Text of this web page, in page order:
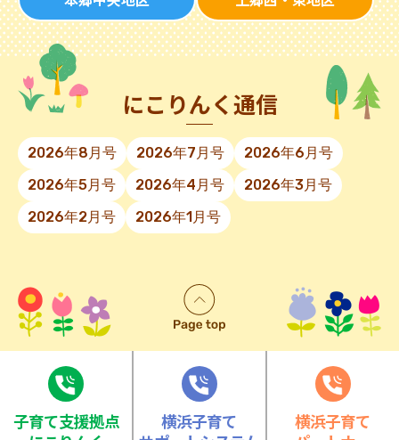
にこりんく通信
2026年8月号 2026年7月号
2026年6月号
2026年5月号
2026年4月号
2026年3月号
2026年2月号
2026年1月号
⼦育て⽀援拠点
横浜子育て
横浜子育て